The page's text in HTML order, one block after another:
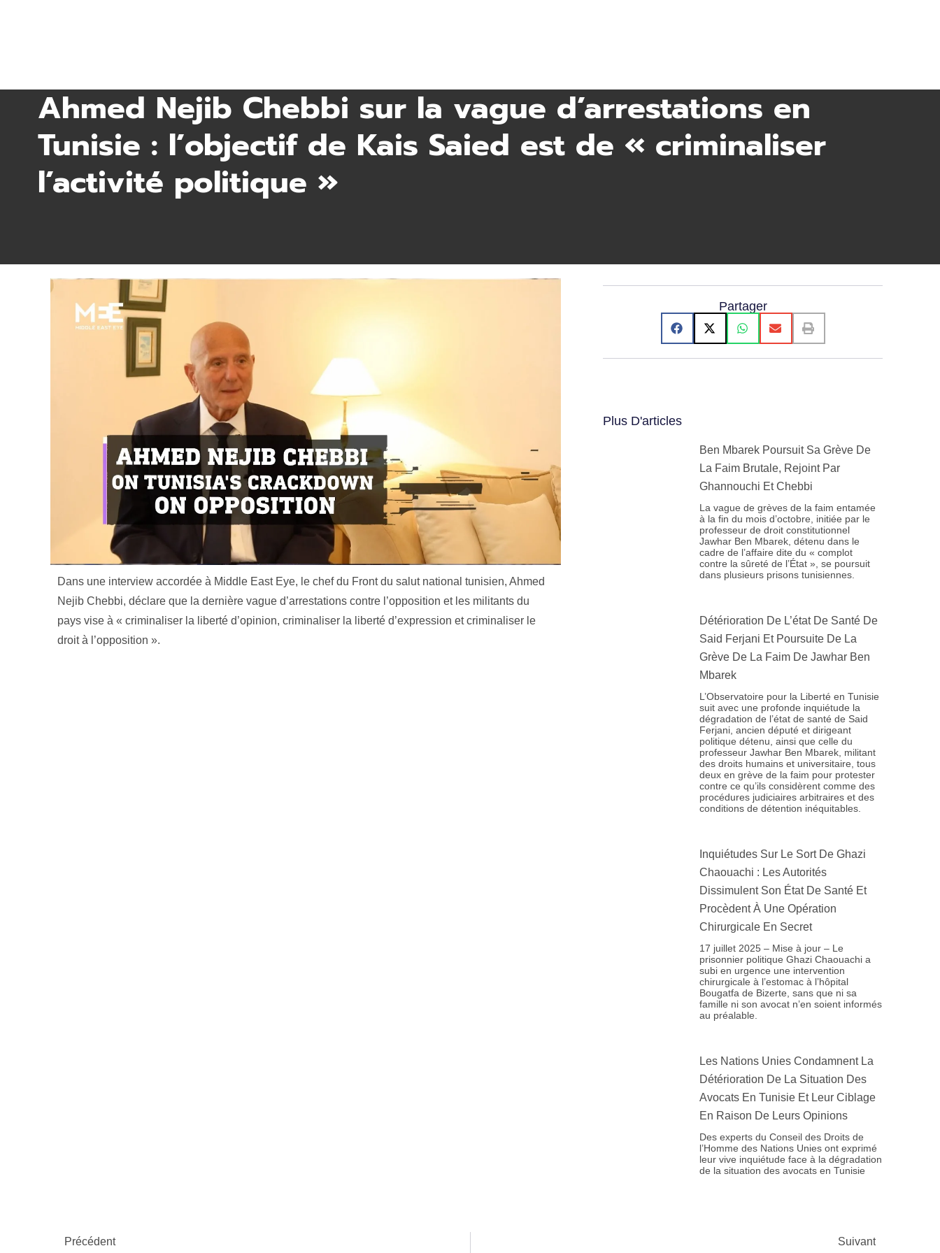
Ahmed Nejib Chebbi sur la vague d’arrestations en
Tunisie : l’objectif de Kais Saied est de « criminaliser
l’activité politique »
Dans une interview accordée à Middle East Eye, le chef du Front du salut national tunisien, Ahmed
Nejib Chebbi, déclare que la dernière vague d’arrestations contre l’opposition et les militants du
pays vise à « criminaliser la liberté d’opinion, criminaliser la liberté d’expression et criminaliser le
droit à l’opposition ».
Partager
Plus D'articles
Ben Mbarek Poursuit Sa Grève De
La Faim Brutale, Rejoint Par
Ghannouchi Et Chebbi
La vague de grèves de la faim entamée
à la fin du mois d’octobre, initiée par le
professeur de droit constitutionnel
Jawhar Ben Mbarek, détenu dans le
cadre de l’affaire dite du « complot
contre la sûreté de l’État », se poursuit
dans plusieurs prisons tunisiennes.
Détérioration De L’état De Santé De
Said Ferjani Et Poursuite De La
Grève De La Faim De Jawhar Ben
Mbarek
L’Observatoire pour la Liberté en Tunisie
suit avec une profonde inquiétude la
dégradation de l’état de santé de Said
Ferjani, ancien député et dirigeant
politique détenu, ainsi que celle du
professeur Jawhar Ben Mbarek, militant
des droits humains et universitaire, tous
deux en grève de la faim pour protester
contre ce qu’ils considèrent comme des
procédures judiciaires arbitraires et des
conditions de détention inéquitables.
Inquiétudes Sur Le Sort De Ghazi
Chaouachi : Les Autorités
Dissimulent Son État De Santé Et
Procèdent À Une Opération
Chirurgicale En Secret
17 juillet 2025 – Mise à jour – Le
prisonnier politique Ghazi Chaouachi a
subi en urgence une intervention
chirurgicale à l’estomac à l’hôpital
Bougatfa de Bizerte, sans que ni sa
famille ni son avocat n’en soient informés
au préalable.
Les Nations Unies Condamnent La
Détérioration De La Situation Des
Avocats En Tunisie Et Leur Ciblage
En Raison De Leurs Opinions
Des experts du Conseil des Droits de
l’Homme des Nations Unies ont exprimé
leur vive inquiétude face à la dégradation
de la situation des avocats en Tunisie
Précédent Suivant